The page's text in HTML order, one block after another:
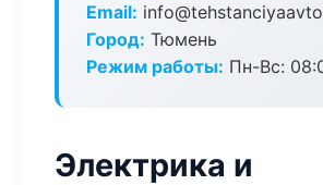
Email:
Город: Тюмень
Режим работы: Пн-Вс:
Электрика и